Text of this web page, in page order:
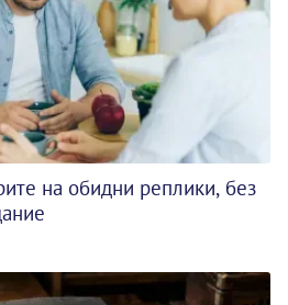
на обидни реплики, без